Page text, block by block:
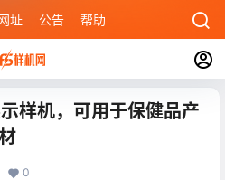
址 公告 帮助
样机，可用于保健品产
0